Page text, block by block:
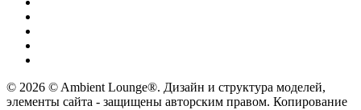
© 2026 © Ambient Lounge®. Дизайн и структура моделей,
элементы сайта - защищены авторским правом. Копирование